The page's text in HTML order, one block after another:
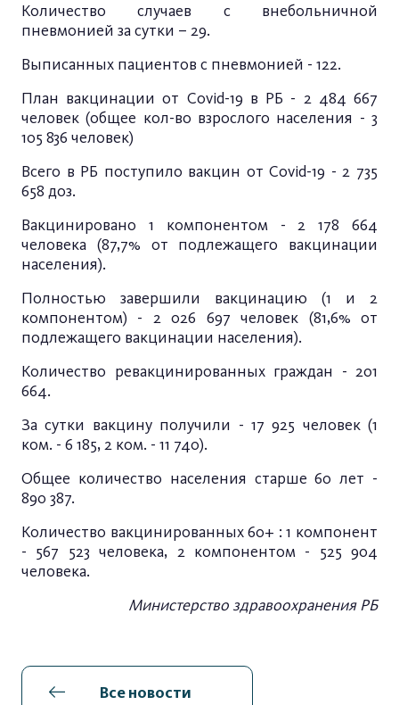
Количество случаев с внебольничной
пневмонией за сутки – 29.
Выписанных пациентов с пневмонией - 122.
План вакцинации от Covid-19 в РБ - 2 484 667
человек (общее кол-во взрослого населения - 3
105 836 человек)
Всего в РБ поступило вакцин от Covid-19 - 2 735
658 доз.
Вакцинировано 1 компонентом - 2 178 664
человека (87,7% от подлежащего вакцинации
населения).
Полностью завершили вакцинацию (1 и 2
компонентом) - 2 026 697 человек (81,6% от
подлежащего вакцинации населения).
Количество ревакцинированных граждан - 201
664.
За сутки вакцину получили - 17 925 человек (1
ком. - 6 185, 2 ком. - 11 740).
Общее количество населения старше 60 лет -
890 387.
Количество вакцинированных 60+ : 1 компонент
- 567 523 человека, 2 компонентом - 525 904
человека.
Министерство здравоохранения РБ
Все новости